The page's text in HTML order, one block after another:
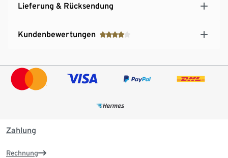
Lieferung & Rücksendung
Kundenbewertungen
Zahlung
Rechnung